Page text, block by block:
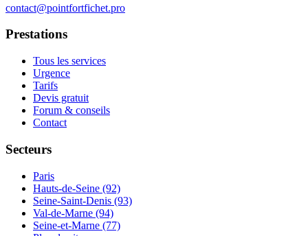
contact@pointfortfichet.pro
Prestations
Tous les services
Urgence
Tarifs
Devis gratuit
Forum & conseils
Contact
Secteurs
Paris
Hauts-de-Seine (92)
Seine-Saint-Denis (93)
Val-de-Marne (94)
Seine-et-Marne (77)